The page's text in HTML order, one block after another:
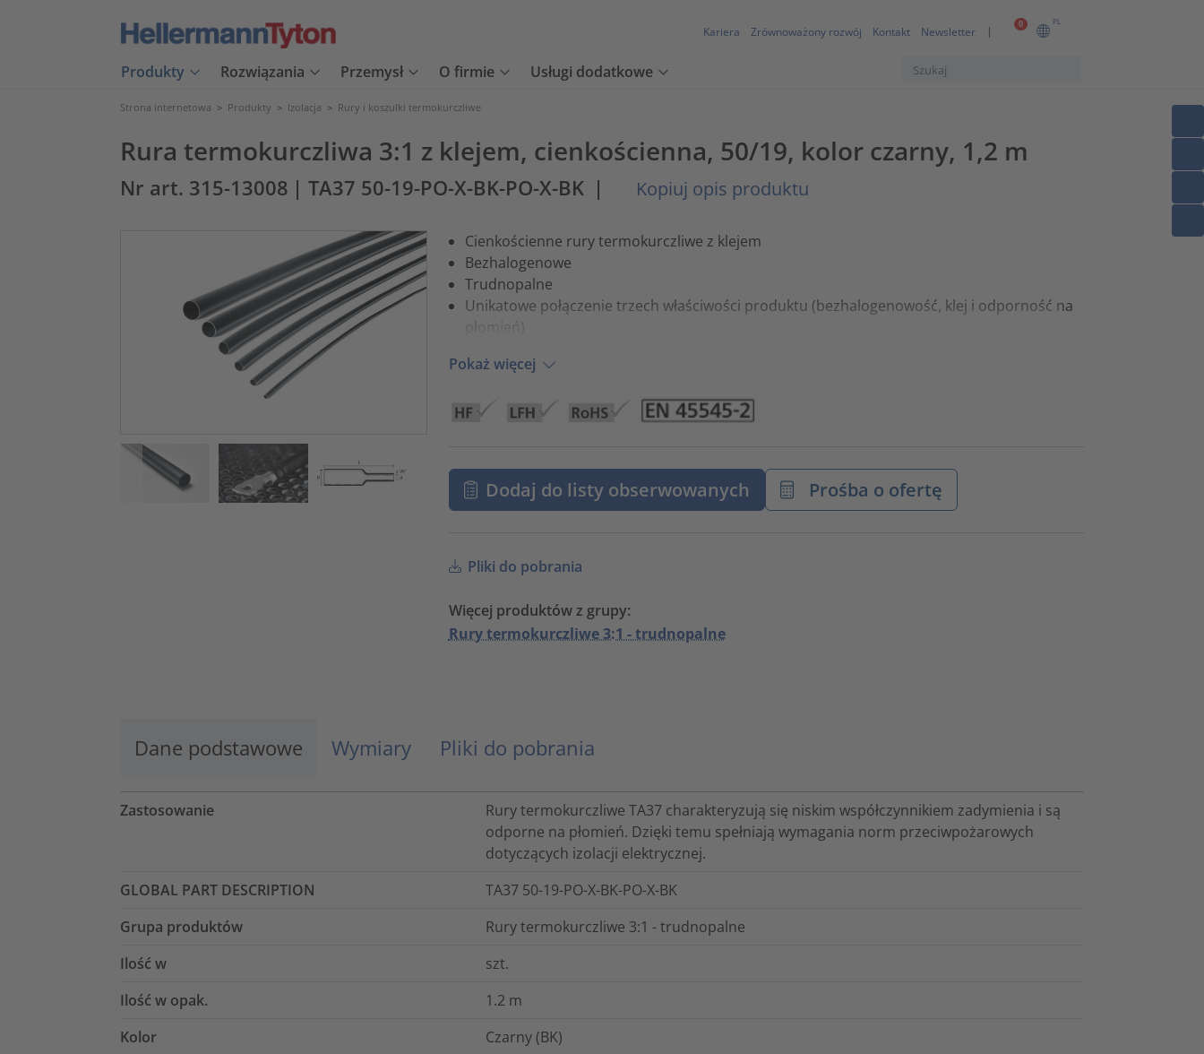
0 PL
Kariera Zrównoważony rozwój Kontakt Newsletter
Produkty Rozwiązania Przemysł O firmie Usługi dodatkowe
Strona internetowa > Produkty > Izolacja > Rury i koszulki termokurczliwe
Rura termokurczliwa 3:1 z klejem, cienkościenna, 50/19, kolor czarny, 1,2 m
Nr art. 315-13008 | TA37 50-19-PO-X-BK-PO-X-BK | Kopiuj opis produktu
Cienkościenne rury termokurczliwe z klejem
Bezhalogenowe
Trudnopalne
Unikatowe połączenie trzech właściwości produktu (bezhalogenowość, klej i odporność na
płomień)
Pokaż więcej
Dodaj do listy obserwowanych Prośba o ofertę
Pliki do pobrania
Więcej produktów z grupy:
Rury termokurczliwe 3:1 - trudnopalne
Dane podstawowe Wymiary Pliki do pobrania
Zastosowanie
Rury termokurczliwe TA37 charakteryzują się niskim współczynnikiem zadymienia i są
odporne na płomień. Dzięki temu spełniają wymagania norm przeciwpożarowych
dotyczących izolacji elektrycznej.
GLOBAL PART DESCRIPTION
TA37 50-19-PO-X-BK-PO-X-BK
Grupa produktów
Rury termokurczliwe 3:1 - trudnopalne
Ilość w
szt.
Ilość w opak.
1.2 m
Kolor
Czarny (BK)